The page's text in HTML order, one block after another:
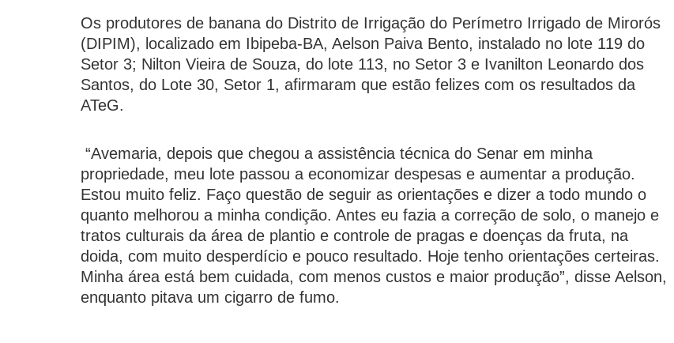
Os produtores de banana do Distrito de Irrigação do Perímetro Irrigado de Mirorós
(DIPIM), localizado em Ibipeba-BA, Aelson Paiva Bento, instalado no lote 119 do
Setor 3; Nilton Vieira de Souza, do lote 113, no Setor 3 e Ivanilton Leonardo dos
Santos, do Lote 30, Setor 1, afirmaram que estão felizes com os resultados da
ATeG.
“Avemaria, depois que chegou a assistência técnica do Senar em minha
propriedade, meu lote passou a economizar despesas e aumentar a produção.
Estou muito feliz. Faço questão de seguir as orientações e dizer a todo mundo o
quanto melhorou a minha condição. Antes eu fazia a correção de solo, o manejo e
tratos culturais da área de plantio e controle de pragas e doenças da fruta, na
doida, com muito desperdício e pouco resultado. Hoje tenho orientações certeiras.
Minha área está bem cuidada, com menos custos e maior produção”, disse Aelson,
enquanto pitava um cigarro de fumo.